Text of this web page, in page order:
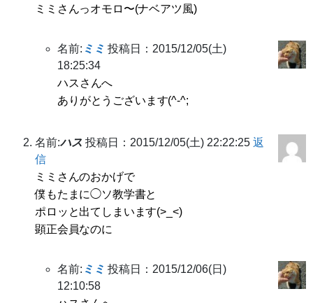
ミミさんっオモロ〜(ナベアツ風)
名前: ミミ 投稿日：2015/12/05(土)
18:25:34
ハスさんへ
ありがとうございます(^-^;
名前:ハス 投稿日：2015/12/05(土) 22:22:25 返
信
ミミさんのおかげで
僕もたまに◯ソ教学書と
ポロッと出てしまいます(>_<)
顕正会員なのに
名前: ミミ 投稿日：2015/12/06(日)
12:10:58